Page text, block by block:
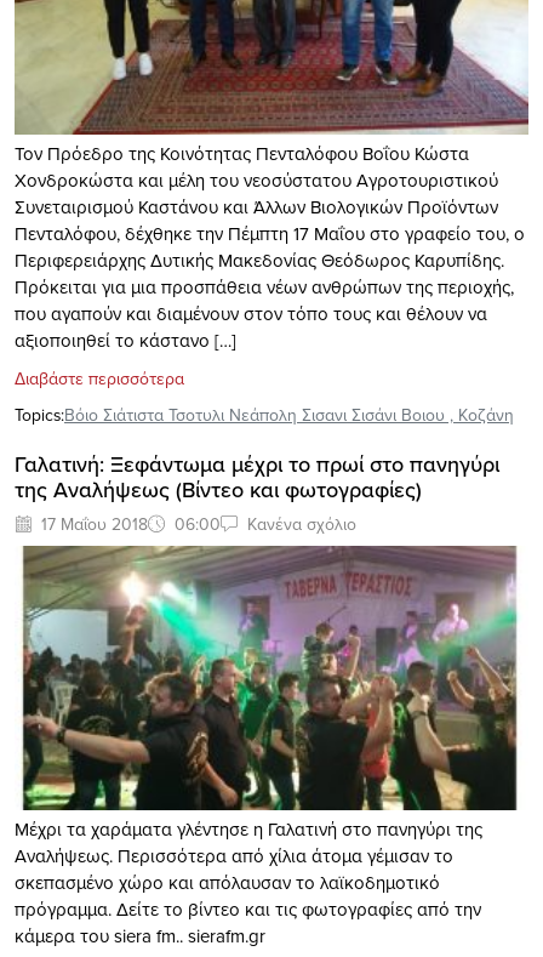
Τον Πρόεδρο της Κοινότητας Πενταλόφου Βοΐου Κώστα
Χονδροκώστα και μέλη του νεοσύστατου Αγροτουριστικού
Συνεταιρισμού Καστάνου και Άλλων Βιολογικών Προϊόντων
Πενταλόφου, δέχθηκε την Πέμπτη 17 Μαΐου στο γραφείο του, ο
Περιφερειάρχης Δυτικής Μακεδονίας Θεόδωρος Καρυπίδης.
Πρόκειται για μια προσπάθεια νέων ανθρώπων της περιοχής,
που αγαπούν και διαμένουν στον τόπο τους και θέλουν να
αξιοποιηθεί το κάστανο […]
Διαβάστε περισσότερα
Topics:Βόιο Σιάτιστα Τσοτυλι Νεάπολη Σισανι Σισάνι Βοιου , Κοζάνη
Γαλατινή: Ξεφάντωμα μέχρι το πρωί στο πανηγύρι
της Αναλήψεως (Βίντεο και φωτογραφίες)
17 Μαΐου 2018 06:00 Κανένα σχόλιο
Μέχρι τα χαράματα γλέντησε η Γαλατινή στο πανηγύρι της
Αναλήψεως. Περισσότερα από χίλια άτομα γέμισαν το
σκεπασμένο χώρο και απόλαυσαν το λαϊκοδημοτικό
πρόγραμμα. Δείτε το βίντεο και τις φωτογραφίες από την
κάμερα του siera fm.. sierafm.gr